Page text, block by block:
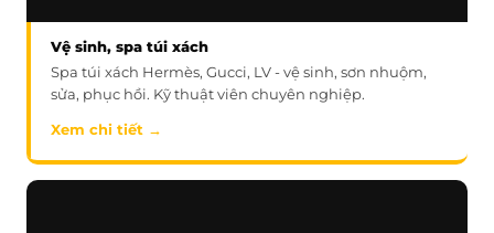
Vệ sinh, spa túi xách
Spa túi xách Hermès, Gucci, LV - vệ sinh, sơn nhuộm,
sửa, phục hồi. Kỹ thuật viên chuyên nghiệp.
Xem chi tiết →